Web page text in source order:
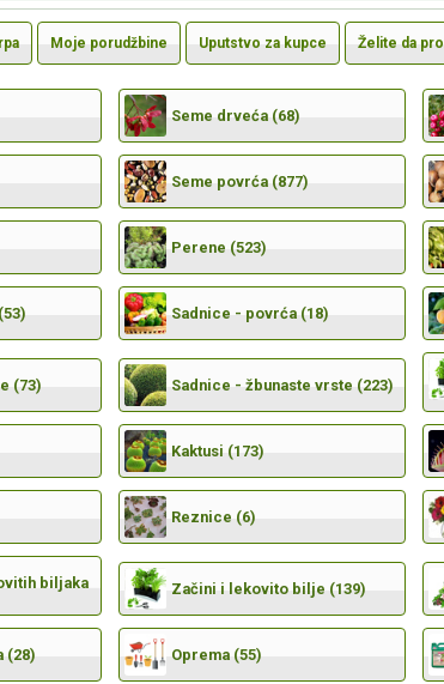
Moje porudžbine Uputstvo za kupce Želite da
Seme drveća (68)
Seme povrća (877)
Perene (523)
Sadnice - povrća (18)
(73) Sadnice - žbunaste vrste (223)
Kaktusi (173)
Reznice (6)
biljaka
Začini i lekovito bilje (139)
(28) Oprema (55)